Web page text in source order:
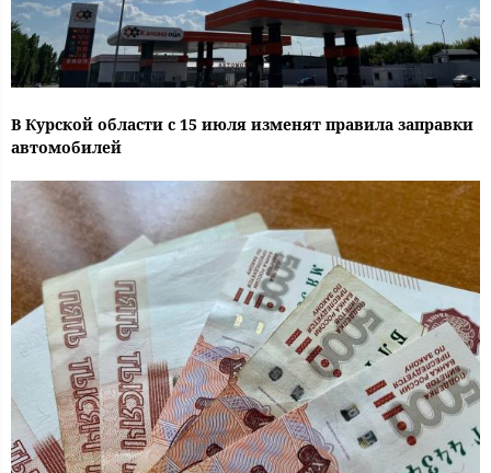
В Курской области с 15 июля изменят правила заправки
автомобилей